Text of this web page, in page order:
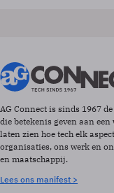
AG Connect is sinds 1967
die betekenis geven aan
laten zien hoe tech elk
organisaties, ons werk en
en maatschappij.
Lees ons manifest >